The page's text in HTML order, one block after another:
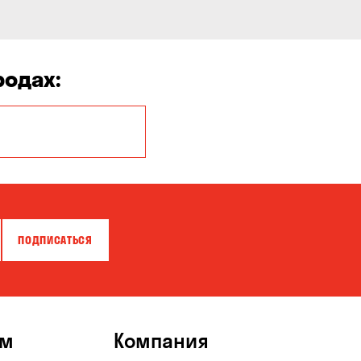
Бровары
Гатное
ПОДПИСАТЬСЯ
Компания